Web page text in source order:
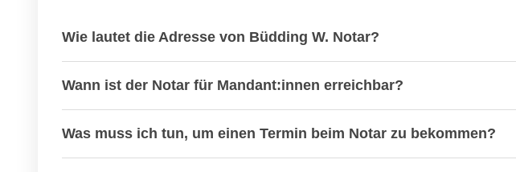
Wie lautet die Adresse von Büdding W. Notar?
Wann ist der Notar für Mandant:innen erreichbar?
Was muss ich tun, um einen Termin beim Notar zu bekommen?